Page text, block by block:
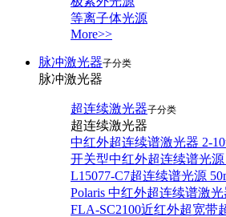
等离子体光源
More>>
脉冲激光器子分类
脉冲激光器
超连续激光器子分类
超连续激光器
中红外超连续谱激光器 2-
开关型中红外超连续谱光源
L15077-C7超连续谱光源
Polaris 中红外超连续谱激光
FLA-SC2100近红外超宽带